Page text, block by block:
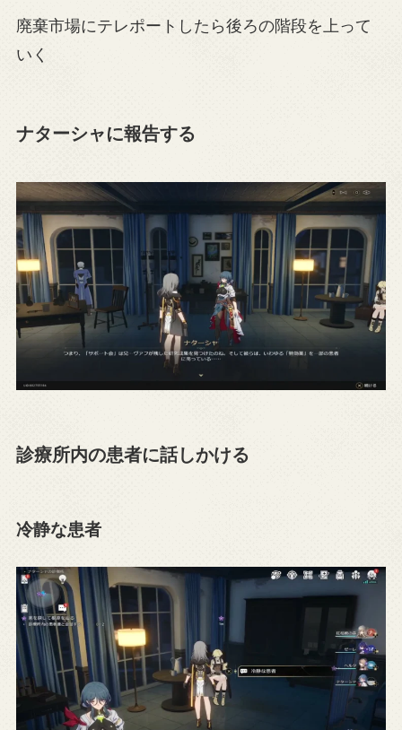
廃棄市場にテレポートしたら後ろの階段を上って
いく
ナターシャに報告する
診療所内の患者に話しかける
冷静な患者